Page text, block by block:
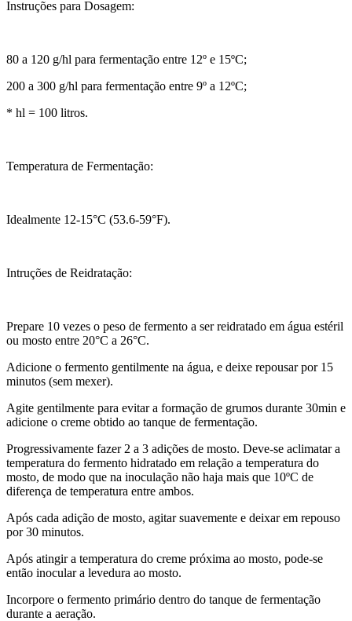
Instruções para Dosagem:
80 a 120 g/hl para fermentação entre 12º e 15ºC;
200 a 300 g/hl para fermentação entre 9º a 12ºC;
* hl = 100 litros.
Temperatura de Fermentação:
Idealmente 12-15°C (53.6-59°F).
Intruções de Reidratação:
Prepare 10 vezes o peso de fermento a ser reidratado em água estéril
ou mosto entre 20°C a 26°C.
Adicione o fermento gentilmente na água, e deixe repousar por 15
minutos (sem mexer).
Agite gentilmente para evitar a formação de grumos durante 30min e
adicione o creme obtido ao tanque de fermentação.
Progressivamente fazer 2 a 3 adições de mosto. Deve-se aclimatar a
temperatura do fermento hidratado em relação a temperatura do
mosto, de modo que na inoculação não haja mais que 10ºC de
diferença de temperatura entre ambos.
Após cada adição de mosto, agitar suavemente e deixar em repouso
por 30 minutos.
Após atingir a temperatura do creme próxima ao mosto, pode-se
então inocular a levedura ao mosto.
Incorpore o fermento primário dentro do tanque de fermentação
durante a aeração.